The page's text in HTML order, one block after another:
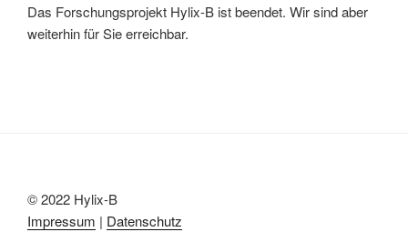
Das Forschungsprojekt Hylix-B ist beendet. Wir sind aber
weiterhin für Sie erreichbar.
© 2022 Hylix-B
Impressum | Datenschutz